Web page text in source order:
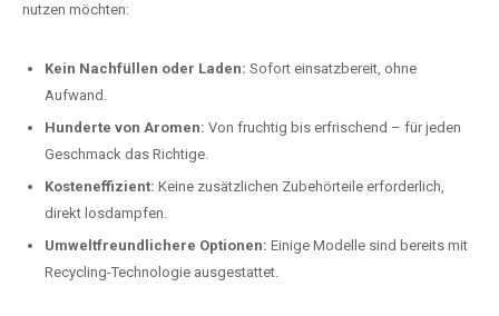
nutzen möchten:
Kein Nachfüllen oder Laden: Sofort einsatzbereit, ohne
Aufwand.
Hunderte von Aromen: Von fruchtig bis erfrischend – für jeden
Geschmack das Richtige.
Kosteneffizient: Keine zusätzlichen Zubehörteile erforderlich,
direkt losdampfen.
Umweltfreundlichere Optionen: Einige Modelle sind bereits mit
Recycling-Technologie ausgestattet.